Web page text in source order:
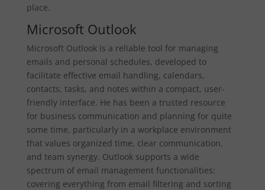
place.
Microsoft Outlook
Microsoft Outlook is a reliable tool for managing
emails and personal schedules, developed to
facilitate effective email handling, calendars,
contacts, tasks, and notes within a compact, user-
friendly interface. He has been a trusted resource
for business communication and planning for quite
some time, particularly in a workplace environment
that values organized time, clear communication,
and team synergy. Outlook supports a wide
spectrum of email management functionalities:
covering everything from email filtering and sorting